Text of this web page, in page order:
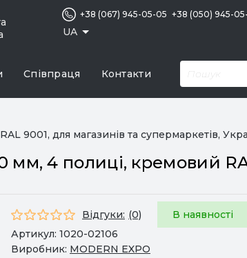
UA
+38 (067) 945-05-05 +38 (050) 945-
Співпраця Контакти
9001, для магазинів та супермаркетів,
мм, 4 полиці, кремовий
Відгуки: (0)
В наявності
Артикул: 1020-02106
Виробник: MODERN EXPO